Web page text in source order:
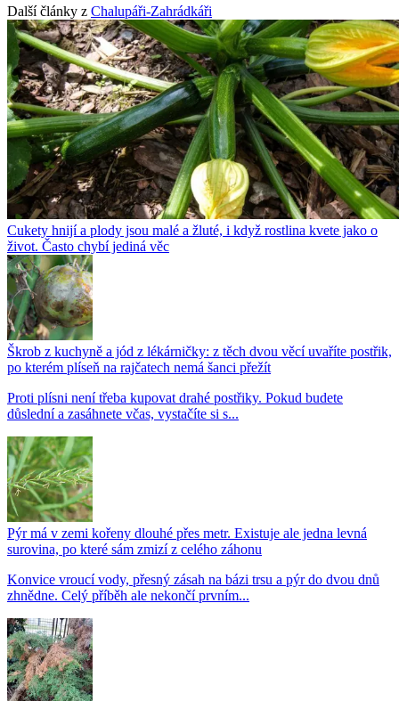
Další články z Chalupáři-Zahrádkáři
Cukety hnijí a plody jsou malé a žluté, i když rostlina kvete jako o
život. Často chybí jediná věc
Škrob z kuchyně a jód z lékárničky: z těch dvou věcí uvaříte postřik,
po kterém plíseň na rajčatech nemá šanci přežít
Proti plísni není třeba kupovat drahé postřiky. Pokud budete
důslední a zasáhnete včas, vystačíte si s...
Pýr má v zemi kořeny dlouhé přes metr. Existuje ale jedna levná
surovina, po které sám zmizí z celého záhonu
Konvice vroucí vody, přesný zásah na bázi trsu a pýr do dvou dnů
zhnědne. Celý příběh ale nekončí prvním...